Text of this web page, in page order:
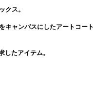
ス。
ャンバスにしたアートコー
たアイテム。